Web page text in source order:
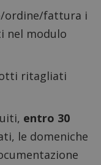
ordine/fattura i
nel modulo
ritagliati
entro 30
le domeniche